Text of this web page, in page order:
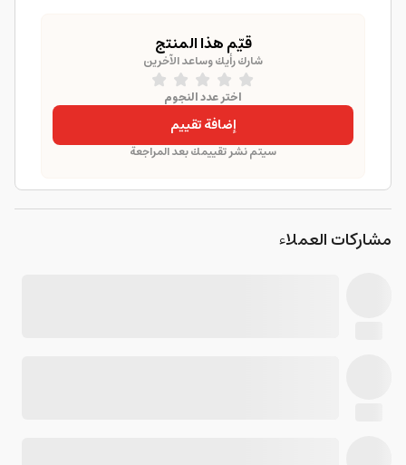
قيّم هذا المنتج
شارك رأيك وساعد الآخرين
اختر عدد النجوم
إضافة تقييم
سيتم نشر تقييمك بعد المراجعة
مشاركات العملاء